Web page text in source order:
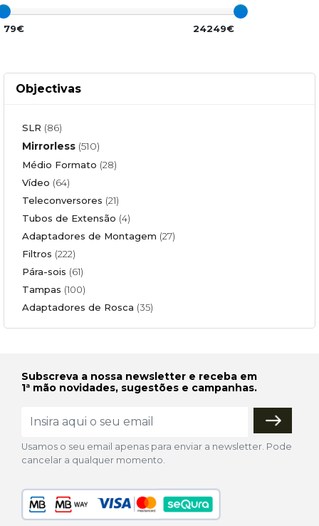
79€ 24249€
Objectivas
SLR (86)
Mirrorless (510)
Médio Formato (28)
Vídeo (64)
Teleconversores (21)
Tubos de Extensão (4)
Adaptadores de Montagem (27)
Filtros (222)
Pára-sois (61)
Tampas (100)
Adaptadores de Rosca (35)
Subscreva a nossa newsletter e receba em
1ª mão novidades, sugestões e campanhas.
Usamos o seu email apenas para enviar a newsletter. Pode
cancelar a qualquer momento.